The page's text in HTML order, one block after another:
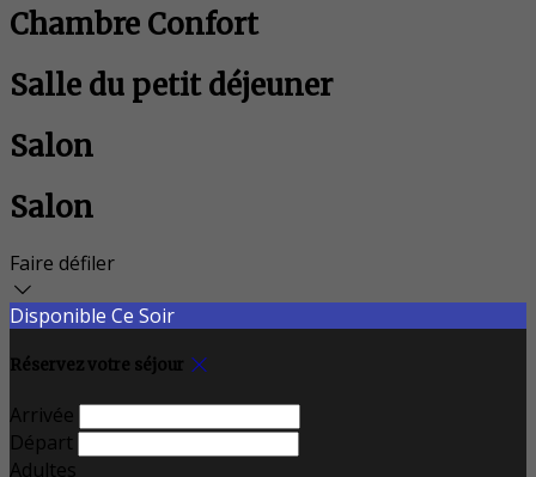
Chambre Confort
Salle du petit déjeuner
Salon
Salon
Faire défiler
Disponible Ce Soir
Réservez votre séjour
Arrivée
Départ
Adultes